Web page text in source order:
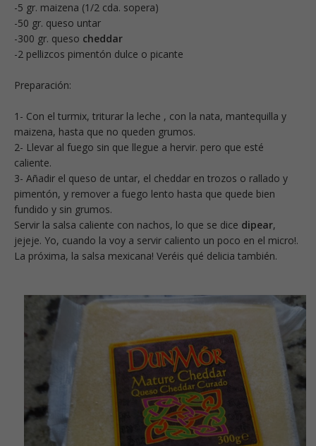
-5 gr. maizena (1/2 cda. sopera)
-50 gr. queso untar
-300 gr. queso cheddar
-2 pellizcos pimentón dulce o picante
Preparación:
1- Con el turmix, triturar la leche , con la nata, mantequilla y
maizena, hasta que no queden grumos.
2- Llevar al fuego sin que llegue a hervir. pero que esté
caliente.
3- Añadir el queso de untar, el cheddar en trozos o rallado y
pimentón, y remover a fuego lento hasta que quede bien
fundido y sin grumos.
Servir la salsa caliente con nachos, lo que se dice dipear,
jejeje. Yo, cuando la voy a servir caliento un poco en el micro!.
La próxima, la salsa mexicana! Veréis qué delicia también.